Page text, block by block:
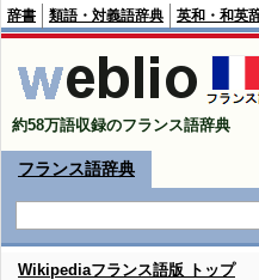
辞書 類語・対義語辞典 英和・和英
約58万語収録のフランス語辞典
フランス語辞典
Wikipediaフランス語版 トップ